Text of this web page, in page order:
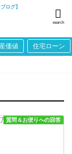
ログ】
search
価値 住宅ローン
質問＆お便りへの回答